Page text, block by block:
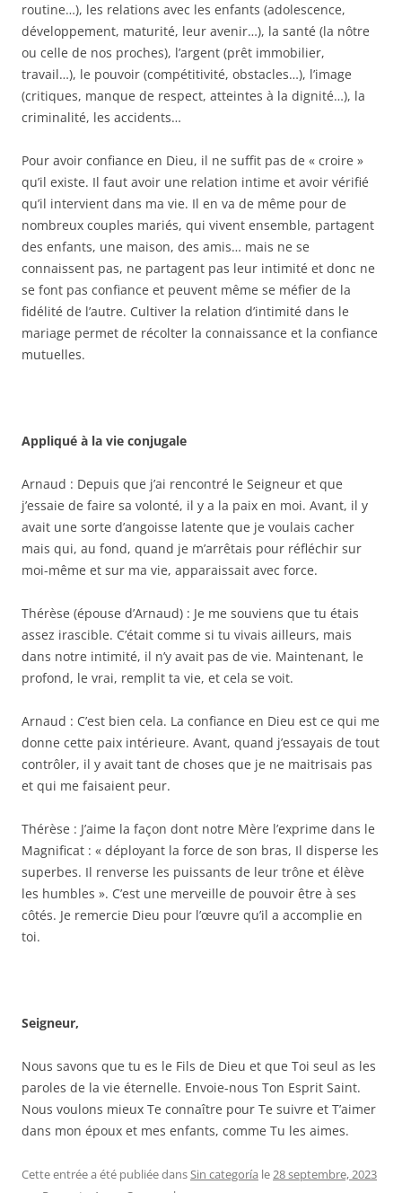
routine…), les relations avec les enfants (adolescence,
développement, maturité, leur avenir…), la santé (la nôtre
ou celle de nos proches), l’argent (prêt immobilier,
travail…), le pouvoir (compétitivité, obstacles…), l’image
(critiques, manque de respect, atteintes à la dignité…), la
criminalité, les accidents…
Pour avoir confiance en Dieu, il ne suffit pas de « croire »
qu’il existe. Il faut avoir une relation intime et avoir vérifié
qu’il intervient dans ma vie. Il en va de même pour de
nombreux couples mariés, qui vivent ensemble, partagent
des enfants, une maison, des amis… mais ne se
connaissent pas, ne partagent pas leur intimité et donc ne
se font pas confiance et peuvent même se méfier de la
fidélité de l’autre. Cultiver la relation d’intimité dans le
mariage permet de récolter la connaissance et la confiance
mutuelles.
Appliqué à la vie conjugale
Arnaud : Depuis que j’ai rencontré le Seigneur et que
j’essaie de faire sa volonté, il y a la paix en moi. Avant, il y
avait une sorte d’angoisse latente que je voulais cacher
mais qui, au fond, quand je m’arrêtais pour réfléchir sur
moi-même et sur ma vie, apparaissait avec force.
Thérèse (épouse d’Arnaud) : Je me souviens que tu étais
assez irascible. C’était comme si tu vivais ailleurs, mais
dans notre intimité, il n’y avait pas de vie. Maintenant, le
profond, le vrai, remplit ta vie, et cela se voit.
Arnaud : C’est bien cela. La confiance en Dieu est ce qui me
donne cette paix intérieure. Avant, quand j’essayais de tout
contrôler, il y avait tant de choses que je ne maitrisais pas
et qui me faisaient peur.
Thérèse : J’aime la façon dont notre Mère l’exprime dans le
Magnificat : « déployant la force de son bras, Il disperse les
superbes. Il renverse les puissants de leur trône et élève
les humbles ». C’est une merveille de pouvoir être à ses
côtés. Je remercie Dieu pour l’œuvre qu’il a accomplie en
toi.
Seigneur,
Nous savons que tu es le Fils de Dieu et que Toi seul as les
paroles de la vie éternelle. Envoie-nous Ton Esprit Saint.
Nous voulons mieux Te connaître pour Te suivre et T’aimer
dans mon époux et mes enfants, comme Tu les aimes.
Cette entrée a été publiée dansSin categoría le28 septembre, 2023